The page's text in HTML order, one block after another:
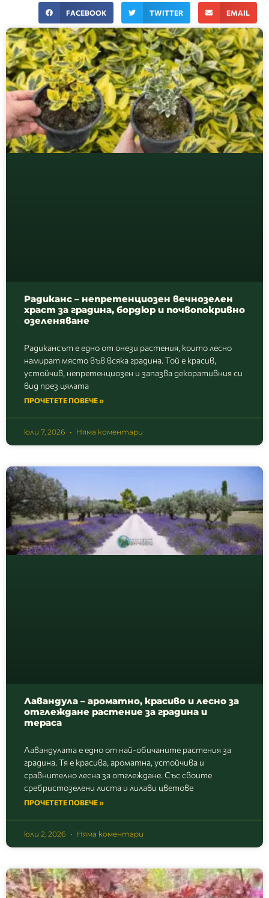
FACEBOOK TWITTER EMAIL
Радиканс – непретенциозен вечнозелен
храст за градина, бордюр и почвопокривно
озеленяване
Радикансът е едно от онези растения, които лесно
намират място във всяка градина. Той е красив,
устойчив, непретенциозен и запазва декоративния си
вид през цялата
ПРОЧЕТЕТЕ ПОВЕЧЕ »
юли 7, 2026 Няма коментари
Лавандула – ароматно, красиво и лесно за
отглеждане растение за градина и
тераса
Лавандулата е едно от най-обичаните растения за
градина. Тя е красива, ароматна, устойчива и
сравнително лесна за отглеждане. Със своите
сребристозелени листа и лилави цветове
ПРОЧЕТЕТЕ ПОВЕЧЕ »
юли 2, 2026 Няма коментари